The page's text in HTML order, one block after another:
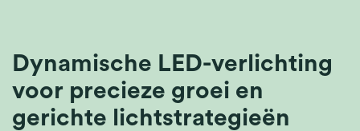
Dynamische LED-verlichting
voor precieze groei en
gerichte lichtstrategieën